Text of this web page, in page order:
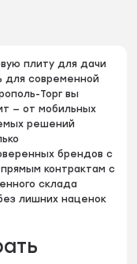
плиту для дачи
для современной
Торг вы
— от мобильных
решений
брендов с
контрактам с
склада
лишних наценок